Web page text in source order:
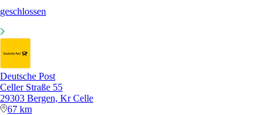
geschlossen
Deutsche Post
Celler Straße 55
29303 Bergen, Kr Celle
67 km